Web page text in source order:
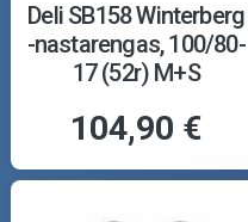
Deli SB158 Winterberg
-nastarengas, 100/80-
17 (52r) M+S
104,90 €